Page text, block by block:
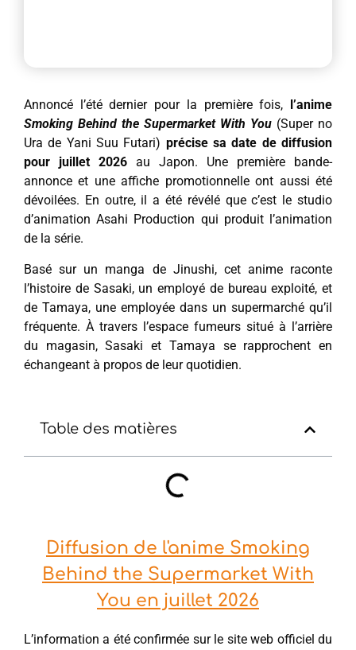
Annoncé l’été dernier pour la première fois,
l’anime
Smoking Behind the Supermarket With You (Super no
Ura de Yani Suu Futari) précise sa date de diffusion
pour juillet 2026 au Japon. Une première bande-
annonce et une affiche promotionnelle ont aussi été
dévoilées. En outre, il a été révélé que c’est le studio
d’animation Asahi Production qui produit l’animation
de la série.
Basé sur un manga de Jinushi, cet anime raconte
l’histoire de Sasaki, un employé de bureau exploité, et
de Tamaya, une employée dans un supermarché qu’il
fréquente. À travers l’espace fumeurs situé à l’arrière
du magasin, Sasaki et Tamaya se rapprochent en
échangeant à propos de leur quotidien.
Table des matières
Diffusion de l'anime Smoking
Behind the Supermarket With
You en juillet 2026
L’information a été confirmée sur le site web officiel du